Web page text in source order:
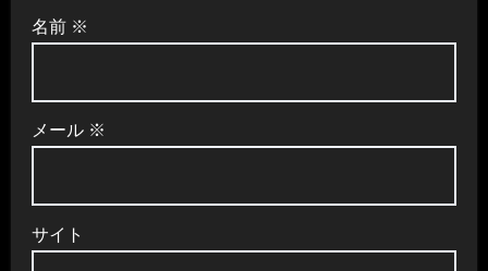
名前 ※
メール ※
サイト